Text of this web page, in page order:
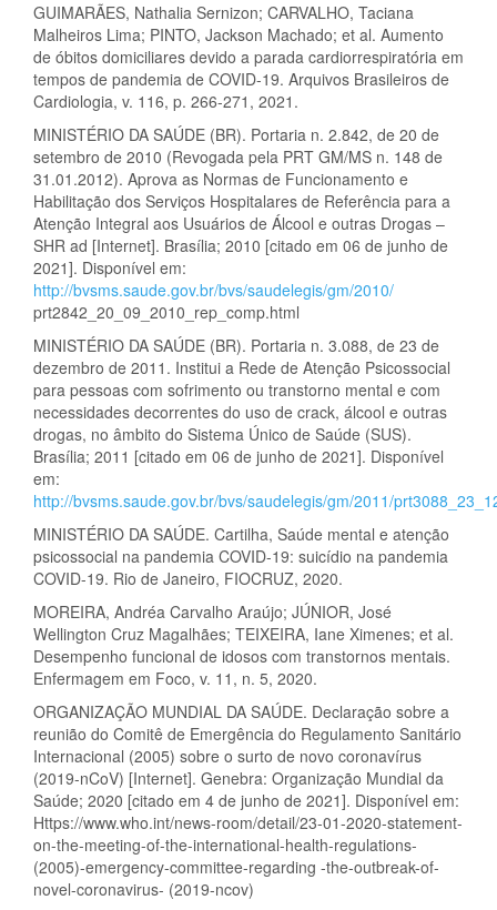
GUIMARÃES, Nathalia Sernizon; CARVALHO, Taciana
Malheiros Lima; PINTO, Jackson Machado; et al. Aumento
de óbitos domiciliares devido a parada cardiorrespiratória em
tempos de pandemia de COVID-19. Arquivos Brasileiros de
Cardiologia, v. 116, p. 266-271, 2021.
MINISTÉRIO DA SAÚDE (BR). Portaria n. 2.842, de 20 de
setembro de 2010 (Revogada pela PRT GM/MS n. 148 de
31.01.2012). Aprova as Normas de Funcionamento e
Habilitação dos Serviços Hospitalares de Referência para a
Atenção Integral aos Usuários de Álcool e outras Drogas –
SHR ad [Internet]. Brasília; 2010 [citado em 06 de junho de
2021]. Disponível em:
http://bvsms.saude.gov.br/bvs/saudelegis/gm/2010/
prt2842_20_09_2010_rep_comp.html
MINISTÉRIO DA SAÚDE (BR). Portaria n. 3.088, de 23 de
dezembro de 2011. Institui a Rede de Atenção Psicossocial
para pessoas com sofrimento ou transtorno mental e com
necessidades decorrentes do uso de crack, álcool e outras
drogas, no âmbito do Sistema Único de Saúde (SUS).
Brasília; 2011 [citado em 06 de junho de 2021]. Disponível
em:
http://bvsms.saude.gov.br/bvs/saudelegis/gm/2011/
MINISTÉRIO DA SAÚDE. Cartilha, Saúde mental e atenção
psicossocial na pandemia COVID-19: suicídio na pandemia
COVID-19. Rio de Janeiro, FIOCRUZ, 2020.
MOREIRA, Andréa Carvalho Araújo; JÚNIOR, José
Wellington Cruz Magalhães; TEIXEIRA, Iane Ximenes; et al.
Desempenho funcional de idosos com transtornos mentais.
Enfermagem em Foco, v. 11, n. 5, 2020.
ORGANIZAÇÃO MUNDIAL DA SAÚDE. Declaração sobre a
reunião do Comitê de Emergência do Regulamento Sanitário
Internacional (2005) sobre o surto de novo coronavírus
(2019-nCoV) [Internet]. Genebra: Organização Mundial da
Saúde; 2020 [citado em 4 de junho de 2021]. Disponível em:
Https://www.who.int/news-room/detail/23-01-2020-statement-
on-the-meeting-of-the-international-health-regulations-
(2005)-emergency-committee-regarding -the-outbreak-of-
novel-coronavirus- (2019-ncov)